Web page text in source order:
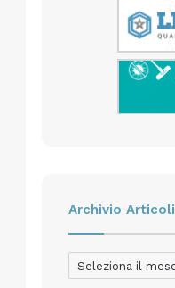
Archivio Articoli
Archivio
Articoli